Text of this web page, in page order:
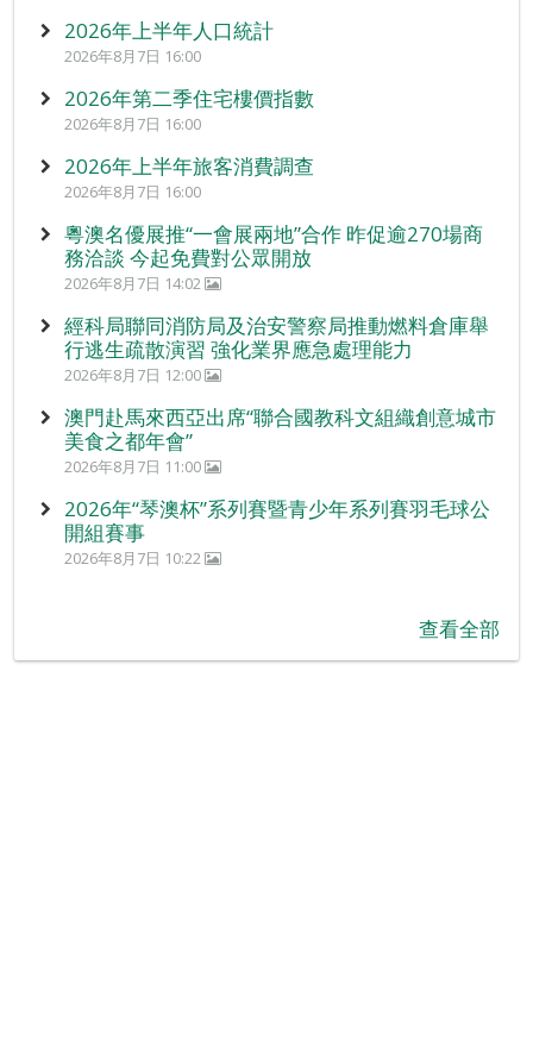
2026年上半年人口統計
2026年8月7日 16:00
2026年第二季住宅樓價指數
2026年8月7日 16:00
2026年上半年旅客消費調查
2026年8月7日 16:00
粵澳名優展推“一會展兩地”合作 昨促逾270場商
務洽談 今起免費對公眾開放
2026年8月7日 14:02
經科局聯同消防局及治安警察局推動燃料倉庫舉
行逃生疏散演習 強化業界應急處理能力
2026年8月7日 12:00
澳門赴馬來西亞出席“聯合國教科文組織創意城市
美食之都年會”
2026年8月7日 11:00
2026年“琴澳杯”系列賽暨青少年系列賽羽毛球公
開組賽事
2026年8月7日 10:22
查看全部